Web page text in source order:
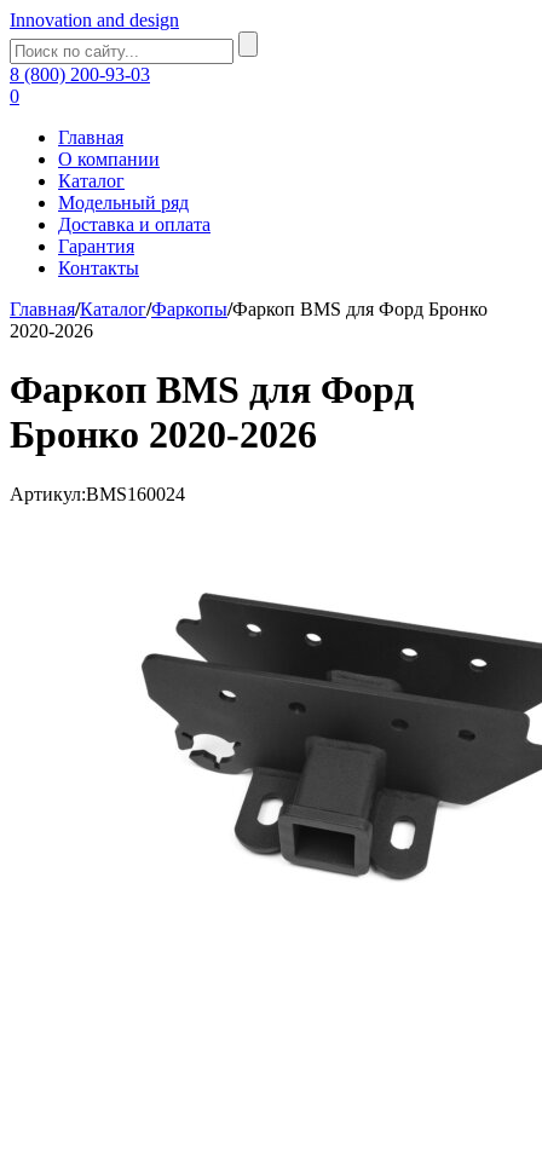
Innovation and design
8 (800) 200-93-03
0
Главная
О компании
Каталог
Модельный ряд
Доставка и оплата
Гарантия
Контакты
Главная/Каталог/Фаркопы/Фаркоп BMS для Форд Бронко
2020-2026
Фаркоп BMS для Форд
Бронко 2020-2026
Артикул:BMS160024